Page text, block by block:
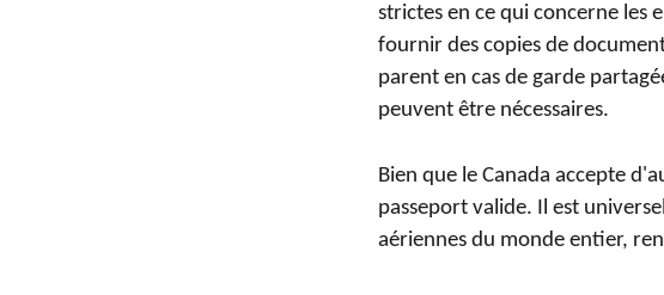
strictes en ce qui concerne les
fournir des copies de
parent en cas de garde
peuvent être nécessaires.
Bien que le Canada accepte
passeport valide. Il est
aériennes du monde entier,